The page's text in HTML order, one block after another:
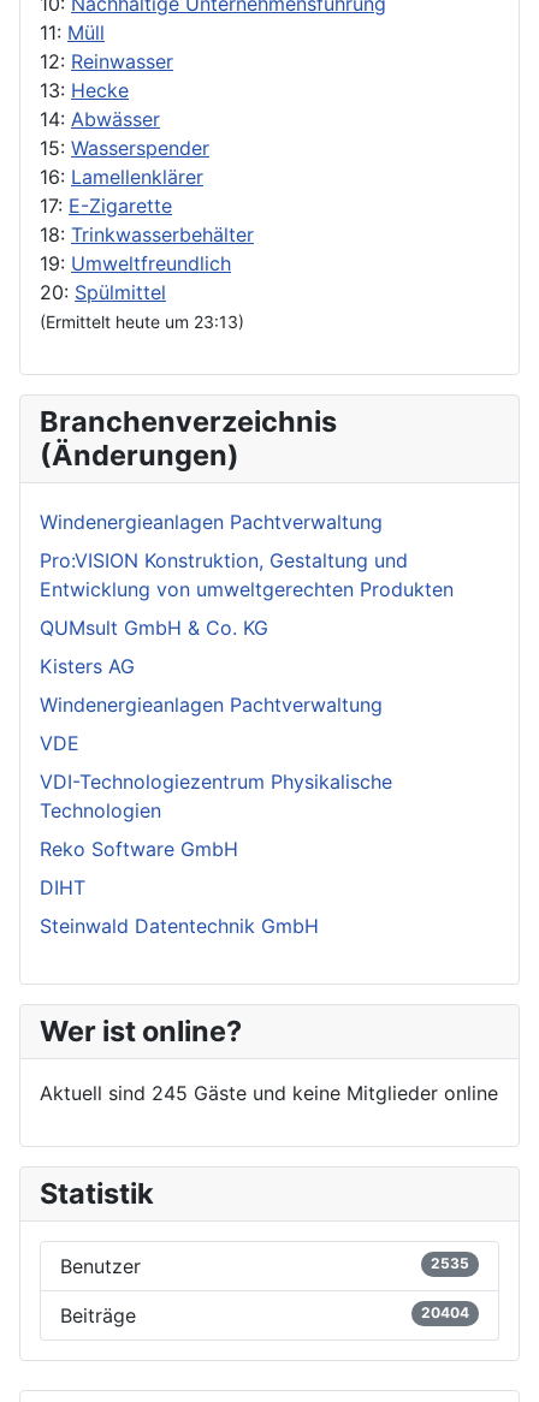
11: Müll
12: Reinwasser
13: Hecke
14: Abwässer
15: Wasserspender
16: Lamellenklärer
17: E-Zigarette
18: Trinkwasserbehälter
19: Umweltfreundlich
20: Spülmittel
(Ermittelt heute um 23:13)
Branchenverzeichnis
(Änderungen)
Windenergieanlagen Pachtverwaltung
Pro:VISION Konstruktion, Gestaltung und
Entwicklung von umweltgerechten Produkten
QUMsult GmbH & Co. KG
Kisters AG
Windenergieanlagen Pachtverwaltung
VDE
VDI-Technologiezentrum Physikalische
Technologien
Reko Software GmbH
DIHT
Steinwald Datentechnik GmbH
Wer ist online?
Aktuell sind 245 Gäste und keine Mitglieder online
Statistik
Benutzer 2535
Beiträge 20404